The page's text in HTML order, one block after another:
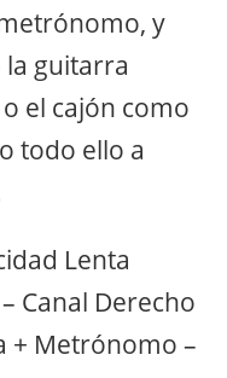
y
guitarra
el cajón como
todo ello a
Lenta
Canal Derecho
+ Metrónomo –